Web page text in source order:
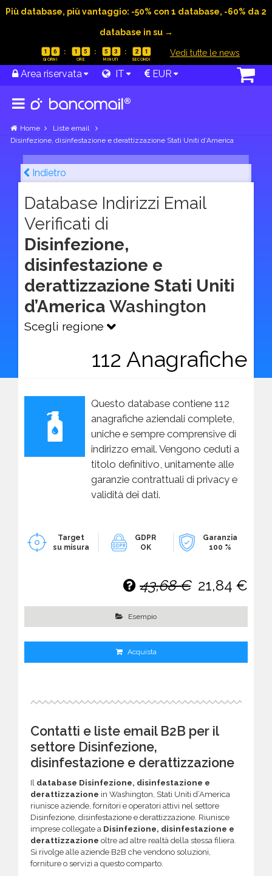
Più database, più vantaggio: -50% con 1 database, -60% da 2
database in su →
1 6 1 5 5 3 2 0 Vedi tutte le news
Area riservata IT EUR
Home
Liste email
Disinfezione, disinfestazione e derattizzazione Stati Uniti d’America
Indietro
Database Indirizzi Email
Verificati di
Disinfezione,
disinfestazione e
derattizzazione Stati Uniti
d’America Washington
Scegli regione
112 Anagrafiche
Questo database contiene 112
anagrafiche aziendali complete,
uniche e sempre comprensive di
indirizzo email. Vengono ceduti a
titolo definitivo, unitamente alle
garanzie contrattuali di privacy e
validità dei dati.
Target
su misura
GDPR
OK
Garanzia
100 %
43,68 € 21,84 €
Esempio
Acquista
Contatti e liste email B2B per il
settore Disinfezione,
disinfestazione e derattizzazione
Il database Disinfezione, disinfestazione e
derattizzazione in Washington, Stati Uniti d’America
riunisce aziende, fornitori e operatori attivi nel settore
Disinfezione, disinfestazione e derattizzazione. Riunisce
imprese collegate a Disinfezione, disinfestazione e
derattizzazione oltre ad altre realtà della stessa filiera.
Si rivolge alle aziende B2B che vendono soluzioni,
forniture o servizi a questo comparto.